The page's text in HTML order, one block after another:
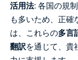
活用法: 各国の規
も多いため、正確
は、これらの多言
翻訳を通じて、貴